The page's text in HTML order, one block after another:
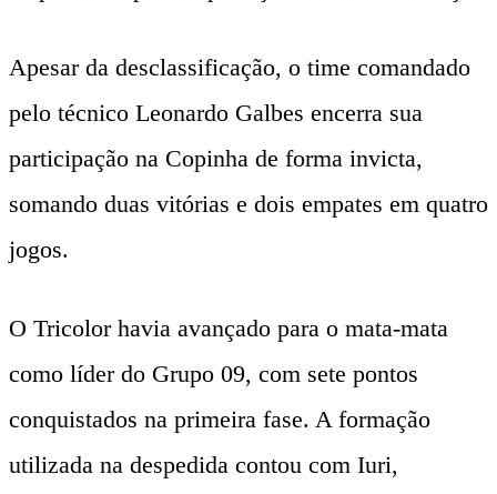
Apesar da desclassificação, o time comandado
pelo técnico Leonardo Galbes encerra sua
participação na Copinha de forma invicta,
somando duas vitórias e dois empates em quatro
jogos.
O Tricolor havia avançado para o mata-mata
como líder do Grupo 09, com sete pontos
conquistados na primeira fase. A formação
utilizada na despedida contou com Iuri,